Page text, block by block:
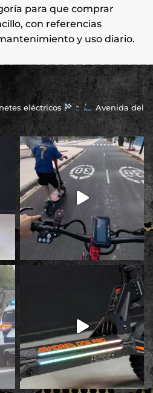
para que comprar
con referencias
y uso diario.
eléctricos
Avenida del